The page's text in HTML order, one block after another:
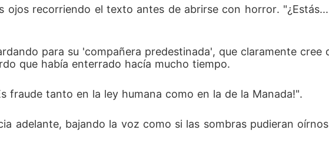
ojos recorriendo el texto antes de abrirse con horror.
para su 'compañera predestinada', que claramente cree
que había enterrado hacía mucho tiempo.
fraude tanto en la ley humana como en la de la Manada!".
adelante, bajando la voz como si las sombras pudieran